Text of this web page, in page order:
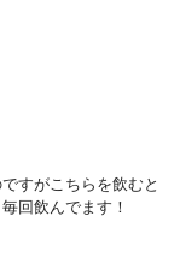
すがこちらを飲むと
回飲んでます！